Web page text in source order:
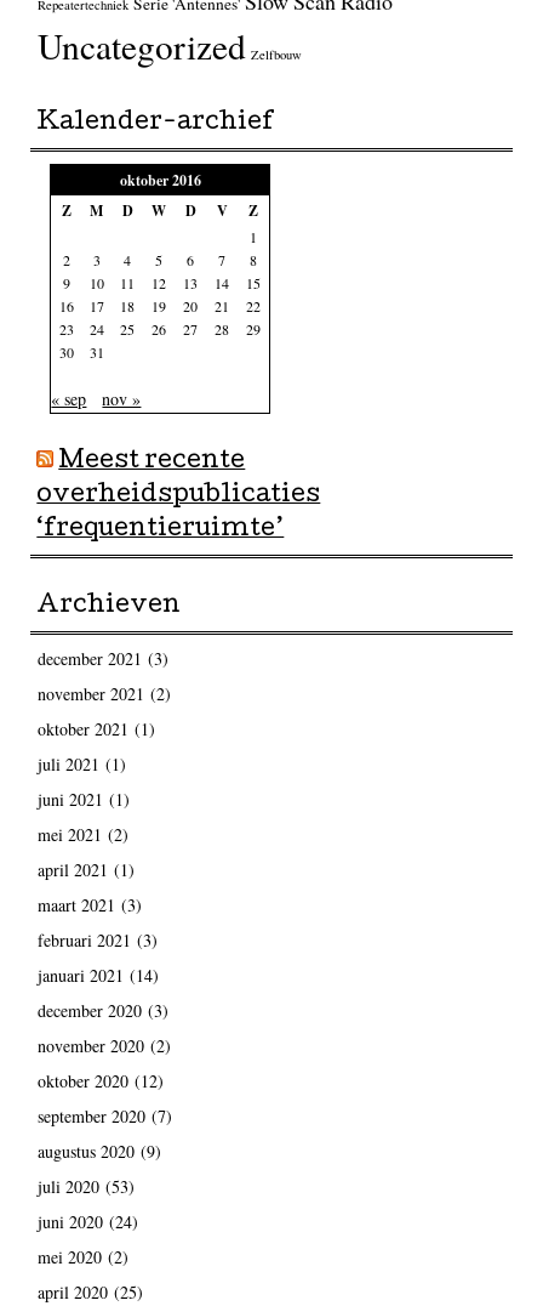
Repeatertechniek
Uncategorized Zelfbouw
Kalender-archief
oktober 2016
Z
M D W D V Z
1
2
3 4 5 6 7
8
9
10 11 12 13 14
15
16
17 18 19 20 21
22
23
24 25 26 27 28
29
30
31
« sep nov »
Meest recente
overheidspublicaties
‘frequentieruimte’
Archieven
december 2021 (3)
november 2021 (2)
oktober 2021 (1)
juli 2021 (1)
juni 2021 (1)
mei 2021 (2)
april 2021 (1)
maart 2021 (3)
februari 2021 (3)
januari 2021 (14)
december 2020(3)
november 2020(2)
oktober 2020(12)
september 2020(7)
augustus 2020(9)
juli 2020(53)
juni 2020(24)
mei 2020(2)
april 2020(25)